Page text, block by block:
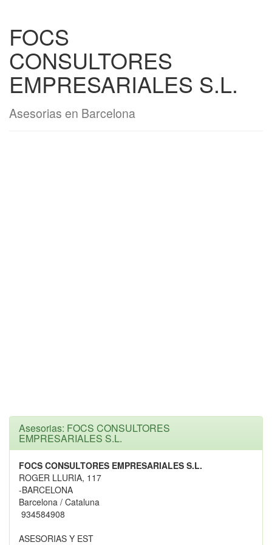
FOCS
CONSULTORES
EMPRESARIALES S.L.
Asesorias en Barcelona
Asesorias: FOCS CONSULTORES
EMPRESARIALES S.L.
FOCS CONSULTORES EMPRESARIALES S.L.
ROGER LLURIA, 117
-BARCELONA
Barcelona / Cataluna
934584908
ASESORIAS Y EST